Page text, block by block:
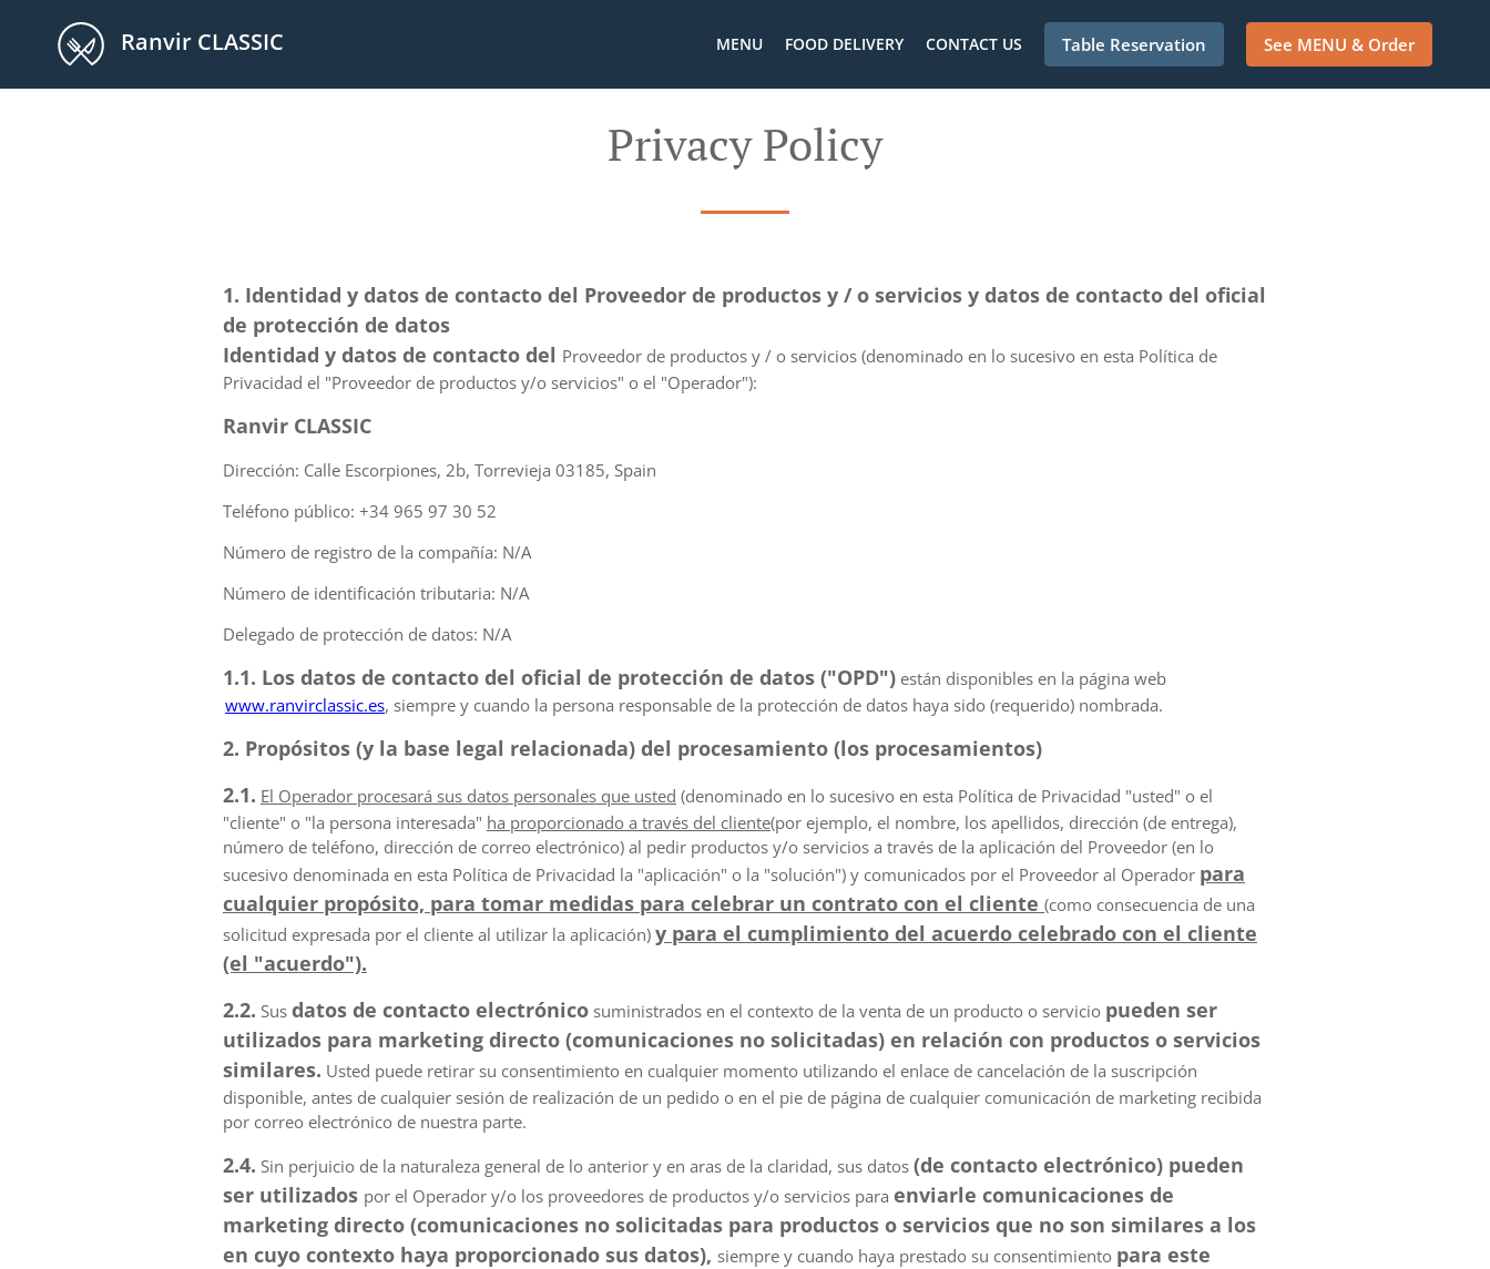
Ranvir CLASSIC MENU FOOD DELIVERY CONTACT US Table Reservation See MENU & Order
Privacy Policy
1. Identidad y datos de contacto del Proveedor de productos y / o servicios y datos de contacto del oficial
de protección de datos
Identidad y datos de contacto del Proveedor de productos y / o servicios (denominado en lo sucesivo en esta Política de
Privacidad el "Proveedor de productos y/o servicios" o el "Operador"):
Ranvir CLASSIC
Dirección: Calle Escorpiones, 2b, Torrevieja 03185, Spain
Teléfono público: +34 965 97 30 52
Número de registro de la compañía: N/A
Número de identificación tributaria: N/A
Delegado de protección de datos: N/A
1.1. Los datos de contacto del oficial de protección de datos ("OPD") están disponibles en la página web
www.ranvirclassic.es, siempre y cuando la persona responsable de la protección de datos haya sido (requerido) nombrada.
2. Propósitos (y la base legal relacionada) del procesamiento (los procesamientos)
2.1. El Operador procesará sus datos personales que usted (denominado en lo sucesivo en esta Política de Privacidad "usted" o el
"cliente" o "la persona interesada" ha proporcionado a través del cliente(por ejemplo, el nombre, los apellidos, dirección (de entrega),
número de teléfono, dirección de correo electrónico) al pedir productos y/o servicios a través de la aplicación del Proveedor (en lo
sucesivo denominada en esta Política de Privacidad la "aplicación" o la "solución") y comunicados por el Proveedor al Operador para
cualquier propósito, para tomar medidas para celebrar un contrato con el cliente (como consecuencia de una
solicitud expresada por el cliente al utilizar la aplicación) y para el cumplimiento del acuerdo celebrado con el cliente
(el "acuerdo").
2.2. Sus datos de contacto electrónico suministrados en el contexto de la venta de un producto o servicio pueden ser
utilizados para marketing directo (comunicaciones no solicitadas) en relación con productos o servicios
similares. Usted puede retirar su consentimiento en cualquier momento utilizando el enlace de cancelación de la suscripción
disponible, antes de cualquier sesión de realización de un pedido o en el pie de página de cualquier comunicación de marketing recibida
por correo electrónico de nuestra parte.
2.4. Sin perjuicio de la naturaleza general de lo anterior y en aras de la claridad, sus datos (de contacto electrónico) pueden
ser utilizados por el Operador y/o los proveedores de productos y/o servicios para enviarle comunicaciones de
marketing directo (comunicaciones no solicitadas para productos o servicios que no son similares a los
en cuyo contexto haya proporcionado sus datos), siempre y cuando haya prestado su consentimiento para este